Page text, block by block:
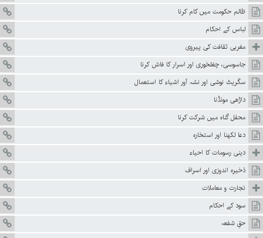
ظالم حکومت میں کام کرنا
لباس کے احکام
مغربی ثقافت کی پیروی
جاسوسی، چغلخوری اور اسرار کا فاش کرنا
سگریٹ نوشی اور نشہ آور اشیاء کا استعمال
داڑھی مونڈنا
محفل گناہ میں شرکت کرنا
دعا لکھنا اور استخارہ
دینی رسومات کا احیاء
ذخیرہ اندوزی اور اسراف
تجارت و معاملات
سود کے احکام
حقِ شفعہ